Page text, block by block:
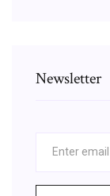
Newsletter